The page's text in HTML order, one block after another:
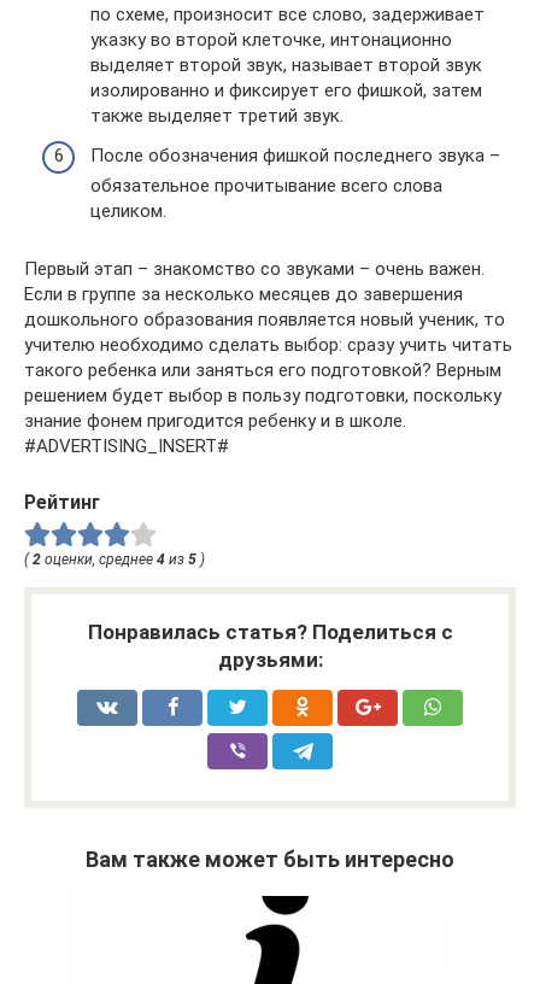
по схеме, произносит все слово, задерживает
указку во второй клеточке, интонационно
выделяет второй звук, называет второй звук
изолированно и фиксирует его фишкой, затем
также выделяет третий звук.
После обозначения фишкой последнего звука –
обязательное прочитывание всего слова
целиком.
Первый этап – знакомство со звуками – очень важен.
Если в группе за несколько месяцев до завершения
дошкольного образования появляется новый ученик, то
учителю необходимо сделать выбор: сразу учить читать
такого ребенка или заняться его подготовкой? Верным
решением будет выбор в пользу подготовки, поскольку
знание фонем пригодится ребенку и в школе.
#ADVERTISING_INSERT#
Рейтинг
( 2 оценки, среднее 4 из 5 )
Понравилась статья? Поделиться с
друзьями:
Вам также может быть интересно